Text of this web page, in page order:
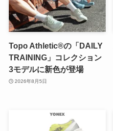
Topo Athletic®の「DAILY
TRAINING」コレクション
3モデルに新色が登場
2026年8月5日